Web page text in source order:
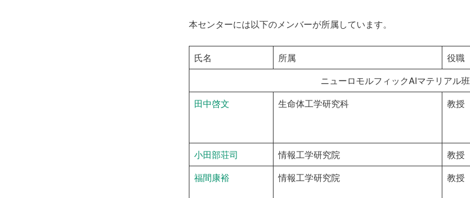
本センターには以下のメンバーが所属しています。
氏名 所属 役職
ニューロモルフィックAIマテリアル班
田中啓文
生命体工学研究科 教授
小田部荘司
情報工学研究院
教授
福間康裕
情報工学研究院 教授